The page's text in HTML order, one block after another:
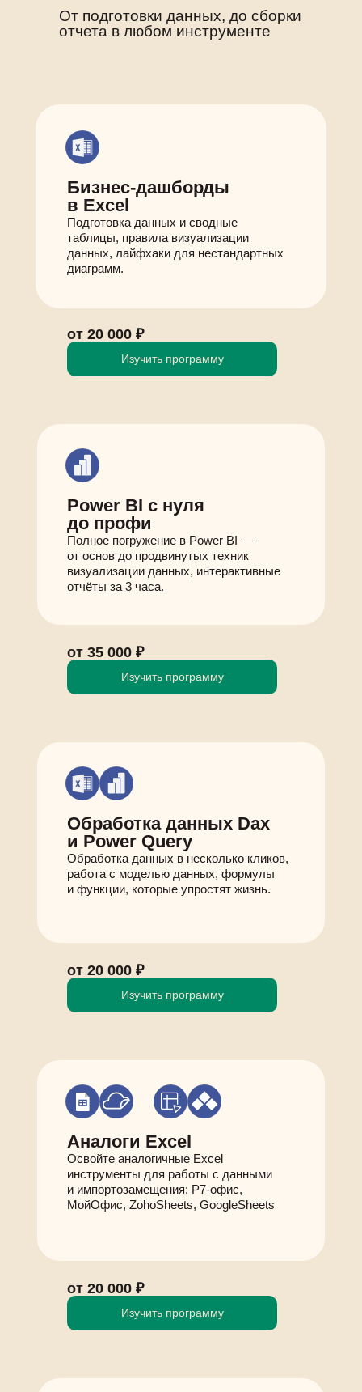
От подготовки данных, до сборки
отчета в любом инструменте
Бизнес-дашборды
в Excel
Подготовка данных и сводные
таблицы, правила визуализации
данных, лайфхаки для нестандартных
диаграмм.
от 20 000 ₽
Изучить программу
Power BI с нуля
до профи
Полное погружение в Power BI —
от основ до продвинутых техник
визуализации данных, интерактивные
отчёты за 3 часа.
от 35 000 ₽
Изучить программу
Обработка данных Dax
и Power Query
Обработка данных в несколько кликов,
работа с моделью данных, формулы
и функции, которые упростят жизнь.
от 20 000 ₽
Изучить программу
Аналоги Excel
Освойте аналогичные Excel
инструменты для работы с данными
и импортозамещения: Р7-офис,
МойОфис, ZohoSheets, GoogleSheets
от 20 000 ₽
Изучить программу